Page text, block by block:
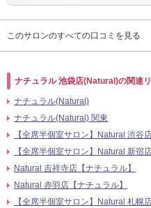
このサロンのすべての口コミを見る
ナチュラル 池袋店(Natural)の関連
ナチュラル(Natural)
ナチュラル(Natural) 関東
【全席半個室サロン】Natural 渋谷
【全席半個室サロン】Natural 新宿
Natural 吉祥寺店【ナチュラル】
Natural 赤羽店【ナチュラル】
【全席半個室サロン】Natural 札幌